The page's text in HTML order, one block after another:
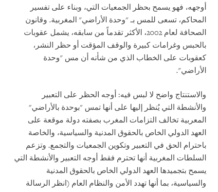
أوجهه، فهو يسمح بحظر الجمعيات التي، وبناء على تفسير
المحاكم، تسعى للمس بـ "وحدة الأراضي" المغربية. وقانون
الصحافة لعام 2002، الأكثر تقدماً من سابقه، يشمل عقوبات
بالحبس وغرامات كبيرة والوقف المؤقت أو حظر النشر،
كعقوبات على الخطاب الذي من شأنه أن مس "وحدة
الأراضي".
والاستنتاج واضح لا لبس فيه: أوجه الحظر على التعبير
والأنشطة التي يُنظر إليها على أنها تمس "بوحدة بالأراضي"
المعربية تخالف التزامات المغرب بصفته دولة موقعة على
العهد الدولي الخاص بالحقوق المدنية والسياسية، والخاصة
باحترام الحق في التعبير وتكوين الجمعيات والتجمع. وتزعم
السلطات المغربية أنها تحترم فقط أوجه التعبير والأنشطة التي
يسمح بتجميدها العهد الدولي الخاص بالحقوق المدنية
والسياسية، بما أنها تهدد الأمن والنظام العام (انظر الرسالة